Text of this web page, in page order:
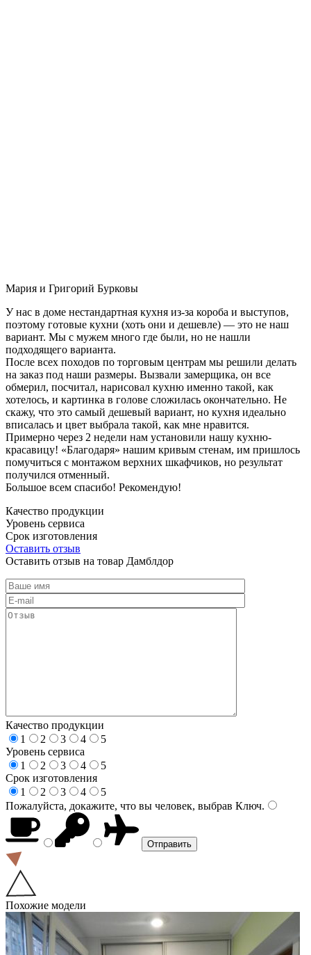
Мария и Григорий Бурковы
У нас в доме нестандартная кухня из-за короба и выступов,
поэтому готовые кухни (хоть они и дешевле) — это не наш
вариант. Мы с мужем много где были, но не нашли
подходящего варианта.
После всех походов по торговым центрам мы решили делать
на заказ под наши размеры. Вызвали замерщика, он все
обмерил, посчитал, нарисовал кухню именно такой, как
хотелось, и картинка в голове сложилась окончательно. Не
скажу, что это самый дешевый вариант, но кухня идеально
вписалась и цвет выбрала такой, как мне нравится.
Примерно через 2 недели нам установили нашу кухню-
красавицу! «Благодаря» нашим кривым стенам, им пришлось
помучиться с монтажом верхних шкафчиков, но результат
получился отменный.
Большое всем спасибо! Рекомендую!
Качество продукции
Уровень сервиса
Срок изготовления
Оставить отзыв
Оставить отзыв на товар Дамблдор
Качество продукции
1
2 3 4
5
Уровень сервиса
1
2 3 4
5
Срок изготовления
1
2 3 4
5
Пожалуйста, докажите, что вы человек, выбрав Ключ.
Похожие модели